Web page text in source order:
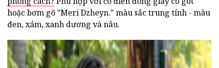
hoặc bơm gõ "Meri Dzheyn." màu sắc trung tính - màu
đen, xám, xanh dương và nâu.